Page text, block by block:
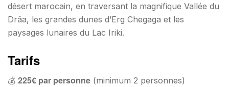
désert marocain, en traversant la magnifique Vallée du
Drâa, les grandes dunes d’Erg Chegaga et les
paysages lunaires du Lac Iriki.
Tarifs
💰 225€ par personne (minimum 2 personnes)